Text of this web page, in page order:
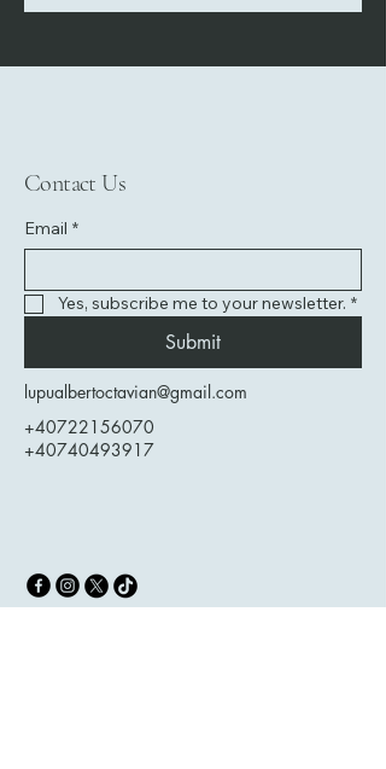
Contact Us
Email *
Yes, subscribe me to your newsletter. *
Submit
lupualbertoctavian@gmail.com
+40722156070
+40740493917